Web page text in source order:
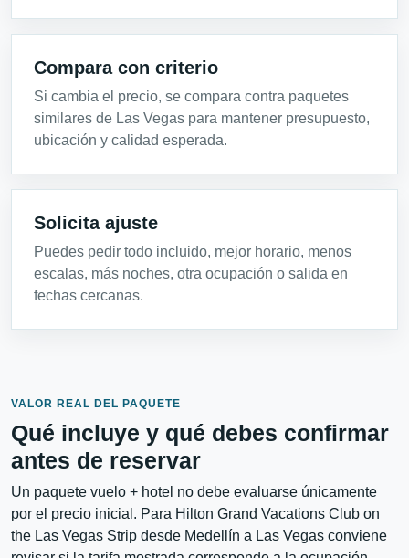
Compara con criterio
Si cambia el precio, se compara contra paquetes
similares de Las Vegas para mantener presupuesto,
ubicación y calidad esperada.
Solicita ajuste
Puedes pedir todo incluido, mejor horario, menos
escalas, más noches, otra ocupación o salida en
fechas cercanas.
VALOR REAL DEL PAQUETE
Qué incluye y qué debes confirmar
antes de reservar
Un paquete vuelo + hotel no debe evaluarse únicamente
por el precio inicial. Para Hilton Grand Vacations Club on
the Las Vegas Strip desde Medellín a Las Vegas conviene